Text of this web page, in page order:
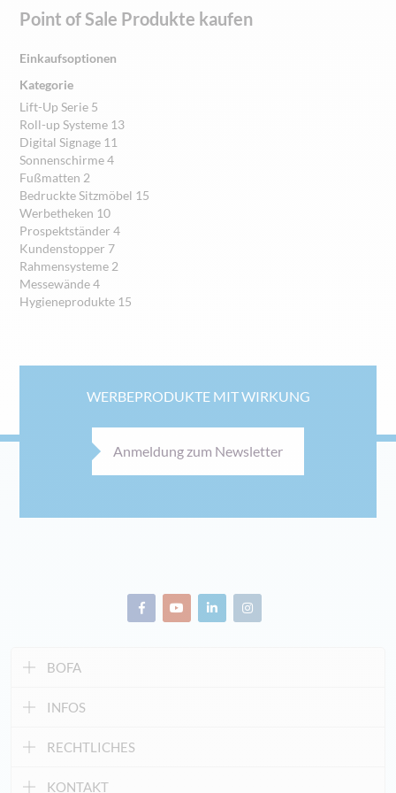
Point of Sale Produkte kaufen
Einkaufsoptionen
Kategorie
Lift-Up Serie 5
Roll-up Systeme 13
Digital Signage 11
Sonnenschirme 4
Fußmatten 2
Bedruckte Sitzmöbel 15
Werbetheken 10
Prospektständer 4
Kundenstopper 7
Rahmensysteme 2
Messewände 4
Hygieneprodukte 15
WERBEPRODUKTE MIT WIRKUNG
Anmeldung zum Newsletter
BOFA
INFOS
RECHTLICHES
KONTAKT